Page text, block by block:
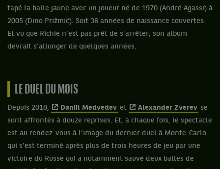
tapé la balle jaune avec un joueur né de 1970 (André Agassi) à
2005 (Dino Prižmić). Soit 36 années de naissance couvertes.
Et vu que Richie n’est pas prêt de s’arrêter, son album
devrait s’allonger de quelques années.
LE DUEL DU MOIS
Depuis 2018, Daniil Medvedev et Alexander Zverev se
sont affrontés à douze reprises. Et, à chaque fois, le spectacle
est au rendez-vous à l’image du dernier duel à Monte-Carlo
qui s’est terminé après plus de trois heures de jeu par une
victoire du Russe qui a notamment sauvé deux balles de